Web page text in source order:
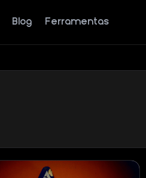
Blog Ferramentas